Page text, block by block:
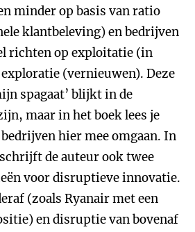
minder op basis van ratio
klantbeleving) en bedrijven
richten op exploitatie (in
(vernieuwen). Deze
spagaat’ blijkt in de
maar in het boek lees je
hier mee omgaan. In
de auteur ook twee
voor disruptieve innovatie.
(zoals Ryanair met een
en disruptie van bovenaf